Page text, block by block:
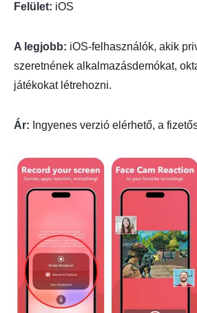
Felület: iOS
A legjobb: iOS-felhasználók, akik
szeretnének alkalmazásdemókat,
játékokat létrehozni.
Ár: Ingyenes verzió elérhető, a